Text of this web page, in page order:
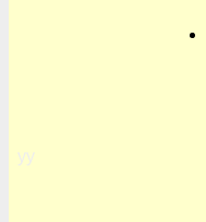
yy